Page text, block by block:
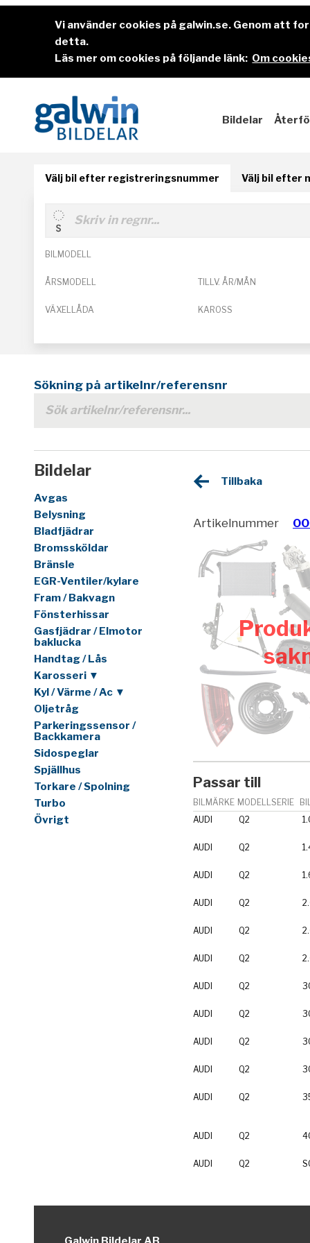
Vi använder cookies på galwin.se. Genom att
detta.
Läs mer om cookies på följande länk: Om
Bildelar
Välj bil efter registreringsnummer Välj bil efter
BILMODELL
ÅRSMODELL TILLV. ÅR/MÅN
VÄXELLÅDA KAROSS
Sökning på artikelnr/referensnr
Bildelar
Avgas
Belysning
Bladfjädrar
Bromssköldar
Bränsle
EGR-Ventiler/kylare
Fram / Bakvagn
Fönsterhissar
Gasfjädrar / Elmotor
baklucka
Handtag / Lås
Karosseri ▼
Kyl / Värme / Ac ▼
Oljetråg
Parkeringssensor /
Backkamera
Sidospeglar
Spjällhus
Torkare / Spolning
Turbo
Övrigt
Tillbaka
Artikelnummer
Passar till
BILMÄRKE MODELLSERIE
AUDI
Q2
AUDI Q2
AUDI Q2
AUDI Q2
AUDI Q2
AUDI Q2
AUDI Q2
AUDI Q2
AUDI Q2
AUDI Q2
AUDI Q2
AUDI Q2
AUDI Q2